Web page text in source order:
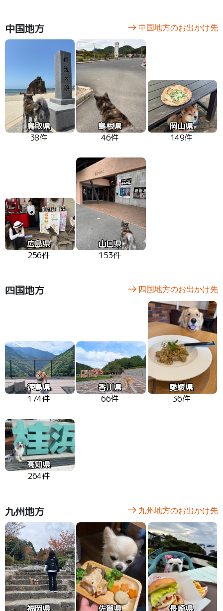
中国地方 中国地方のお出かけ先
鳥取県
38件
島根県
46件
岡山県
149件
広島県
256件
山口県
153件
四国地方 四国地方のお出かけ先
徳島県
174件
香川県
66件
愛媛県
36件
高知県
264件
九州地方 九州地方のお出かけ先
福岡県 佐賀県 長崎県